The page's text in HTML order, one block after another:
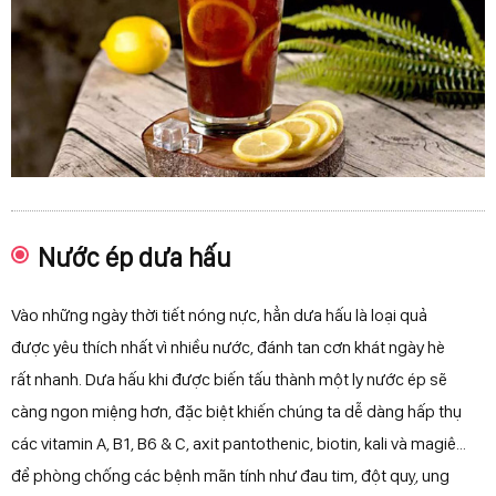
Nước ép dưa hấu
Vào những ngày thời tiết nóng nực, hẳn dưa hấu là loại quả
được yêu thích nhất vì nhiều nước, đánh tan cơn khát ngày hè
rất nhanh. Dưa hấu khi được biến tấu thành một ly nước ép sẽ
càng ngon miệng hơn, đặc biệt khiến chúng ta dễ dàng hấp thụ
các vitamin A, B1, B6 & C, axit pantothenic, biotin, kali và magiê...
để phòng chống các bệnh mãn tính như đau tim, đột quỵ, ung